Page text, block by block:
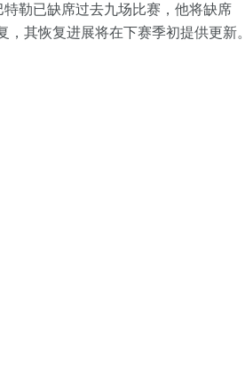
勒已缺席过去九场比赛，他将缺席
其恢复进展将在下赛季初提供更新。